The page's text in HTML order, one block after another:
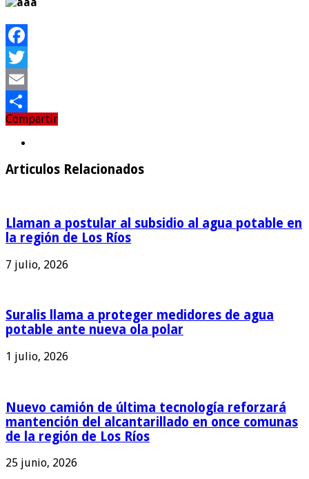
Facebook
Twitter
Email
Compartir
Compartir
Articulos Relacionados
Llaman a postular al subsidio al agua potable en
la región de Los Ríos
7 julio, 2026
Suralis llama a proteger medidores de agua
potable ante nueva ola polar
1 julio, 2026
Nuevo camión de última tecnología reforzará
mantención del alcantarillado en once comunas
de la región de Los Ríos
25 junio, 2026